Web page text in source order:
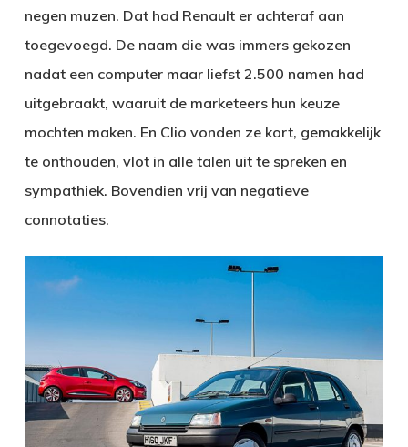
negen muzen. Dat had Renault er achteraf aan
toegevoegd. De naam die was immers gekozen
nadat een computer maar liefst 2.500 namen had
uitgebraakt, waaruit de marketeers hun keuze
mochten maken. En Clio vonden ze kort, gemakkelijk
te onthouden, vlot in alle talen uit te spreken en
sympathiek. Bovendien vrij van negatieve
connotaties.